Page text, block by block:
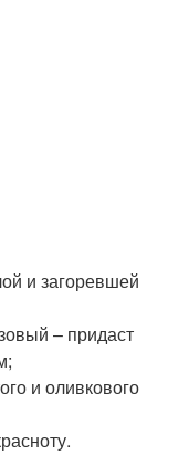
и загоревшей
– придаст
и оливкового